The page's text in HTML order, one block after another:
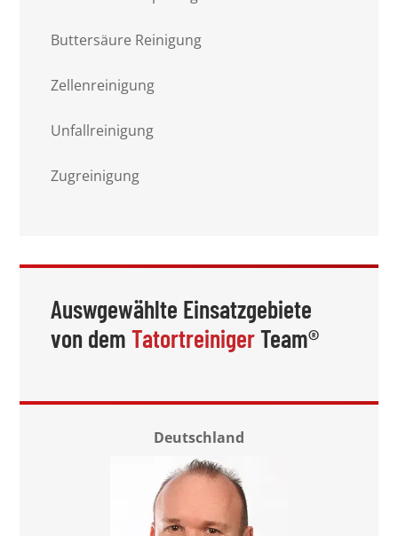
Buttersäure Reinigung
Zellenreinigung
Unfallreinigung
Zugreinigung
Auswgewählte Einsatzgebiete
von demTatortreinigerTeam®
Deutschland